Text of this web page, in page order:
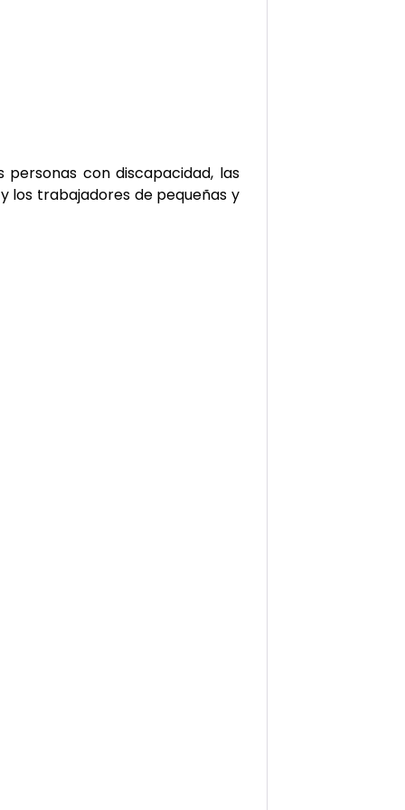
con discapacidad, las
los trabajadores de pequeñas y